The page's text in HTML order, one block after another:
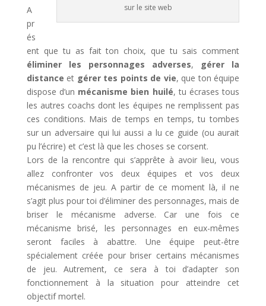
sur le site web
A
pr
és
ent que tu as fait ton choix, que tu sais comment
éliminer les personnages adverses, gérer la
distance et gérer tes points de vie, que ton équipe
dispose d’un mécanisme bien huilé, tu écrases tous
les autres coachs dont les équipes ne remplissent pas
ces conditions. Mais de temps en temps, tu tombes
sur un adversaire qui lui aussi a lu ce guide (ou aurait
pu l’écrire) et c’est là que les choses se corsent.
Lors de la rencontre qui s’apprête à avoir lieu, vous
allez confronter vos deux équipes et vos deux
mécanismes de jeu. A partir de ce moment là, il ne
s’agit plus pour toi d’éliminer des personnages, mais de
briser le mécanisme adverse. Car une fois ce
mécanisme brisé, les personnages en eux-mêmes
seront faciles à abattre. Une équipe peut-être
spécialement créée pour briser certains mécanismes
de jeu. Autrement, ce sera à toi d’adapter son
fonctionnement à la situation pour atteindre cet
objectif mortel.